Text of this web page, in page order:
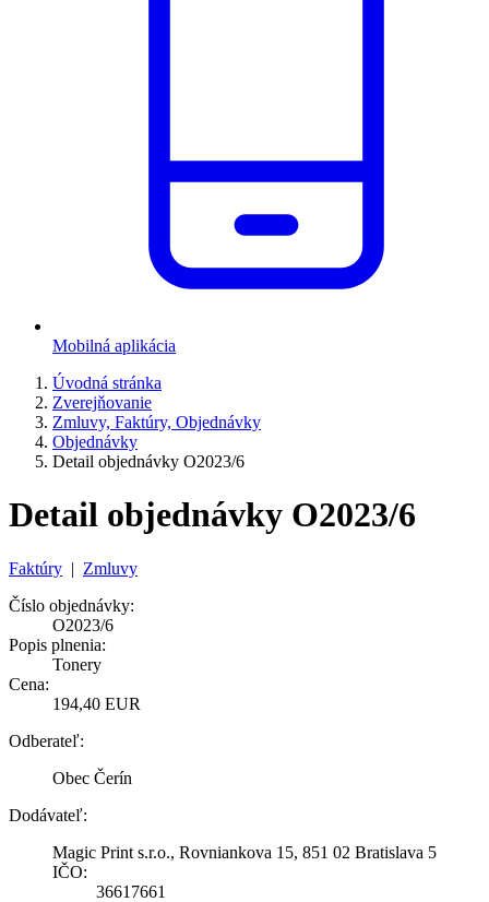
Mobilná aplikácia
Úvodná stránka
Zverejňovanie
Zmluvy, Faktúry, Objednávky
Objednávky
Detail objednávky O2023/6
Detail objednávky O2023/6
Faktúry | Zmluvy
Číslo objednávky:
O2023/6
Popis plnenia:
Tonery
Cena:
194,40 EUR
Odberateľ:
Obec Čerín
Dodávateľ:
Magic Print s.r.o., Rovniankova 15, 851 02 Bratislava 5
IČO:
36617661